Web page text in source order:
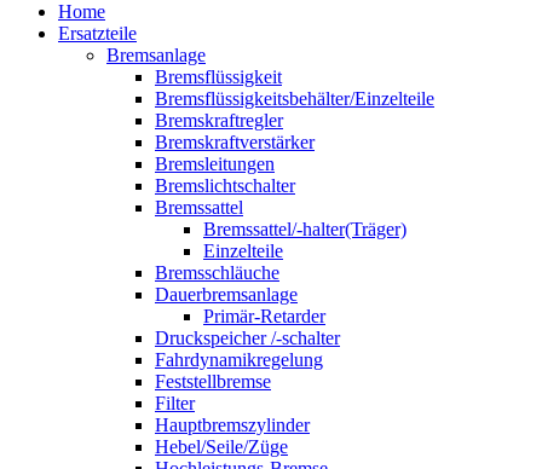
Home
Ersatzteile
Bremsanlage
Bremsflüssigkeit
Bremsflüssigkeitsbehälter/Einzelteile
Bremskraftregler
Bremskraftverstärker
Bremsleitungen
Bremslichtschalter
Bremssattel
Bremssattel/-halter(Träger)
Einzelteile
Bremsschläuche
Dauerbremsanlage
Primär-Retarder
Druckspeicher /-schalter
Fahrdynamikregelung
Feststellbremse
Filter
Hauptbremszylinder
Hebel/Seile/Züge